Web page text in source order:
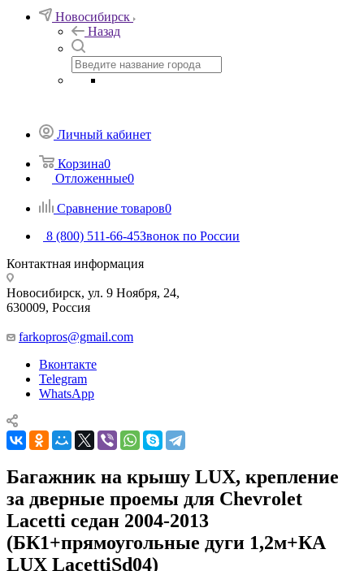
Новосибирск
Назад
Личный кабинет
Корзина0
Отложенные0
Сравнение товаров0
8 (800) 511-66-45Звонок по России
Контактная информация
Новосибирск, ул. 9 Ноября, 24,
630009, Россия
farkopros@gmail.com
Вконтакте
Telegram
WhatsApp
Багажник на крышу LUX, крепление
за дверные проемы для Chevrolet
Lacetti седан 2004-2013
(БК1+прямоугольные дуги 1,2м+КА
LUX LacettiSd04)